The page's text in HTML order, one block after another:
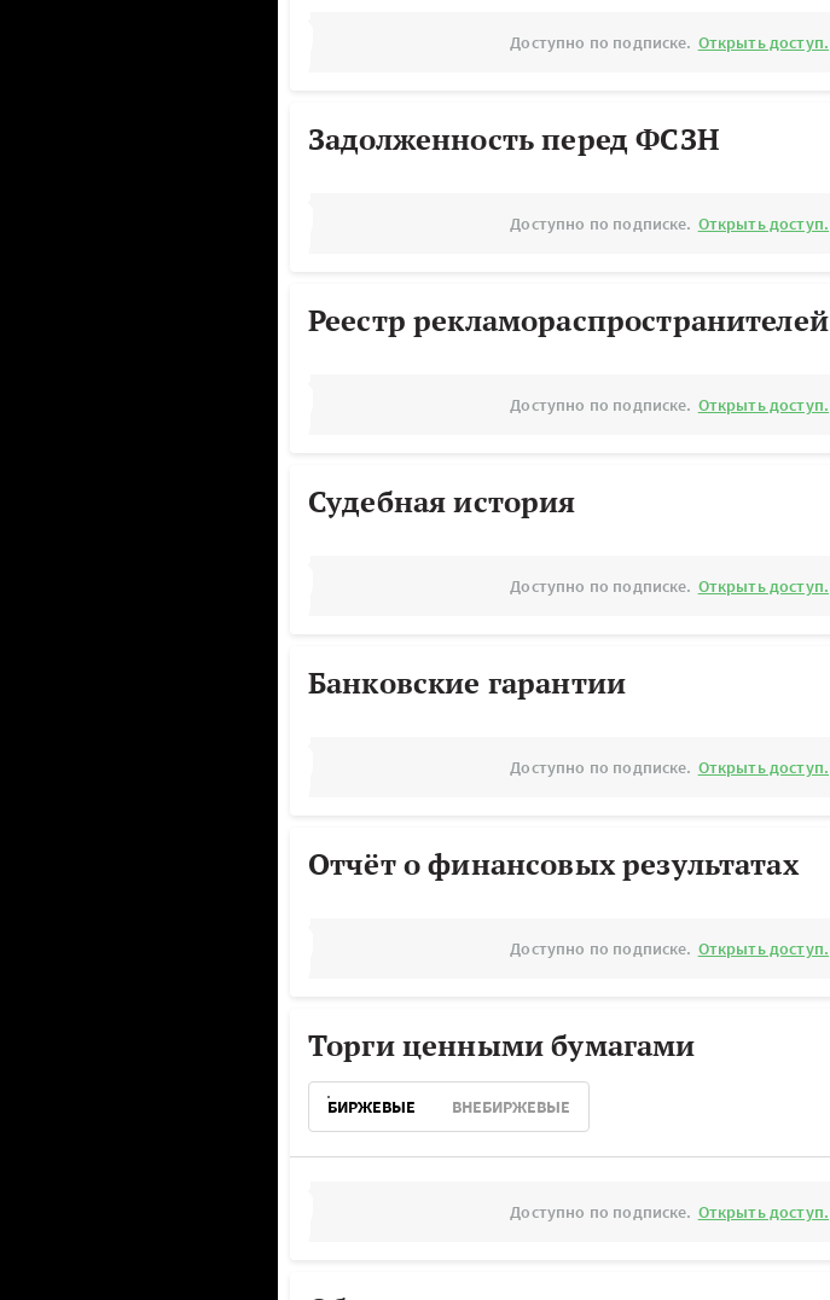
Доступно по подписке. Открыть доступ.
Задолженность перед ФСЗН
Доступно по подписке. Открыть доступ.
Реестр рекламораспространителей
Доступно по подписке. Открыть доступ.
Судебная история
Доступно по подписке. Открыть доступ.
Банковские гарантии
Доступно по подписке. Открыть доступ.
Отчёт о финансовых результатах
Доступно по подписке. Открыть доступ.
Торги ценными бумагами
БИРЖЕВЫЕ ВНЕБИРЖЕВЫЕ
Доступно по подписке. Открыть доступ.